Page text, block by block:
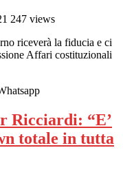
247 views
riceverà la fiducia e ci
Affari costituzionali
Ricciardi: “E’
totale in tutta